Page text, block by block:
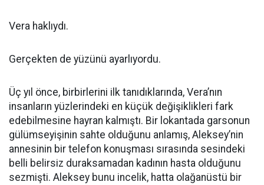
Vera haklıydı.
Gerçekten de yüzünü ayarlıyordu.
Üç yıl önce, birbirlerini ilk tanıdıklarında, Vera’nın
insanların yüzlerindeki en küçük değişiklikleri fark
edebilmesine hayran kalmıştı. Bir lokantada garsonun
gülümseyişinin sahte olduğunu anlamış, Aleksey’nin
annesinin bir telefon konuşması sırasında sesindeki
belli belirsiz duraksamadan kadının hasta olduğunu
sezmişti. Aleksey bunu incelik, hatta olağanüstü bir